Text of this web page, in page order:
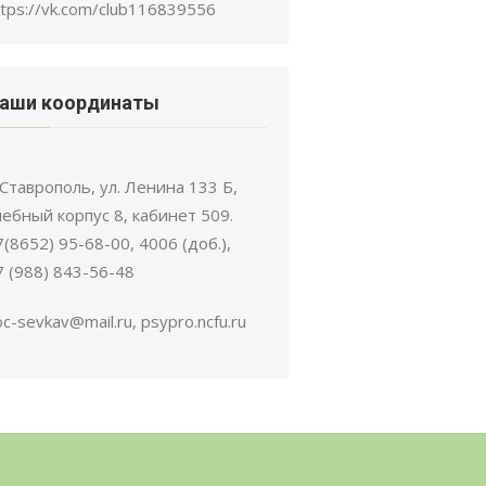
vk.com/club116839556
координаты
ул. Ленина 133 Б,
корпус 8, кабинет 509.
95-68-00, 4006 (доб.),
(988) 843-56-48
sevkav@mail.ru, psypro.ncfu.ru